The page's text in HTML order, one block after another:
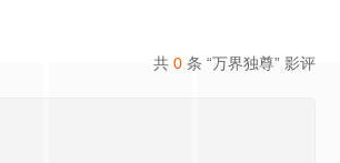
共 0 条 “万界独尊” 影评